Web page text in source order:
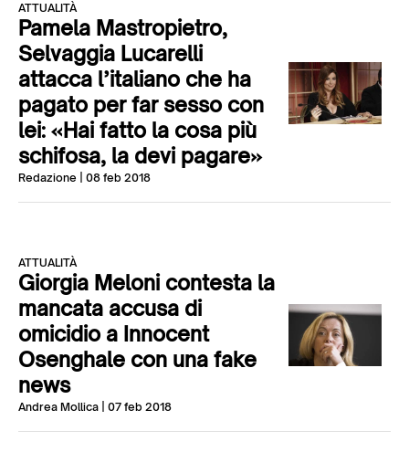
ATTUALITÀ
Pamela Mastropietro,
Selvaggia Lucarelli
attacca l’italiano che ha
pagato per far sesso con
lei: «Hai fatto la cosa più
schifosa, la devi pagare»
Redazione | 08 feb 2018
ATTUALITÀ
Giorgia Meloni contesta la
mancata accusa di
omicidio a Innocent
Osenghale con una fake
news
Andrea Mollica | 07 feb 2018